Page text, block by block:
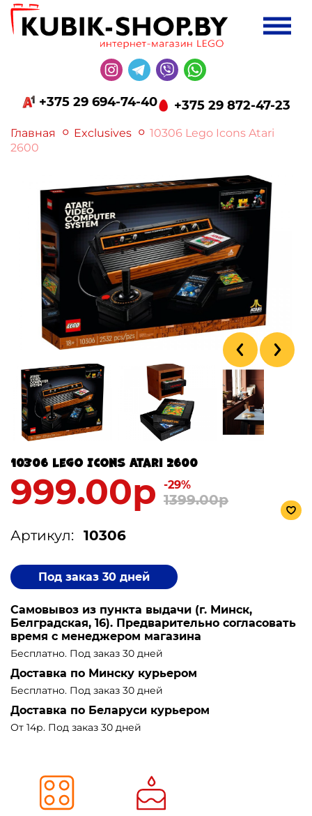
+375 29 694-74-40 +375 29 872-47-23
Главная Exclusives
10306 Lego Icons Atari
2600
10306 Lego Icons Atari 2600
999.00р -29%
1399.00р
Артикул: 10306
Под заказ 30 дней
Самовывоз из пункта выдачи (г. Минск,
Белградская, 16). Предварительно согласовать
время с менеджером магазина
Бесплатно. Под заказ 30 дней
Доставка по Минску курьером
Бесплатно. Под заказ 30 дней
Доставка по Беларуси курьером
От 14р. Под заказ 30 дней